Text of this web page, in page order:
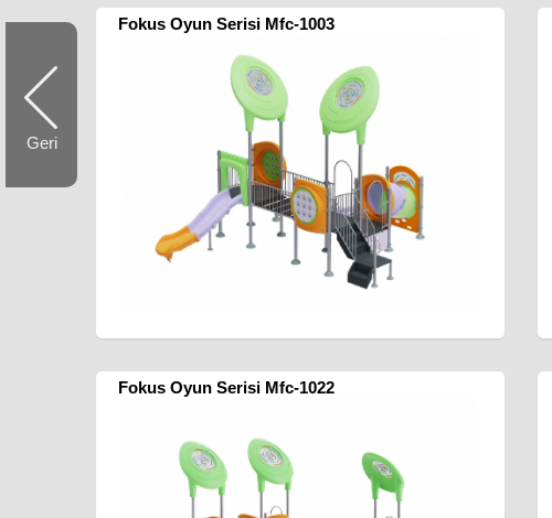
Geri
Fokus Oyun Serisi Mfc-1003
Fokus Oyun Serisi Mfc-1022